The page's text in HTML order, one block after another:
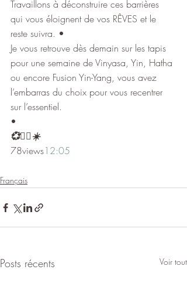
Travaillons à déconstruire ces barrières
qui vous éloignent de vos RÊVES et le
reste suivra. •
Je vous retrouve dès demain sur les tapis
pour une semaine de Vinyasa, Yin, Hatha
ou encore Fusion Yin-Yang, vous avez
l’embarras du choix pour vous recentrer
sur l’essentiel.
•
💞🧚‍♀️☀️
78views12:05
Français
Posts récents Voir tout